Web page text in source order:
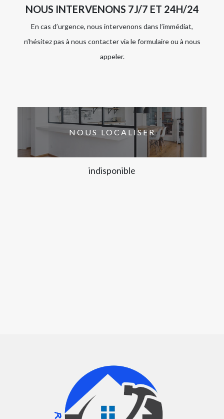
NOUS INTERVENONS 7J/7 ET 24H/24
En cas d’urgence, nous intervenons dans l’immédiat,
n’hésitez pas à nous contacter via le formulaire ou à nous
appeler.
NOUS LOCALISER
indisponible